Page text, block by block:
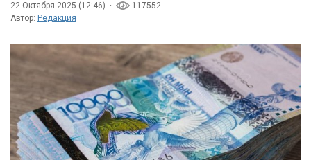
22 Октября 2025 (12:46) ·
117552
Автор: Редакция